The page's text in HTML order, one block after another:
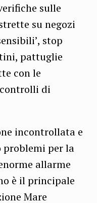
sulle
su negozi
stop
pattuglie
con le
di
incontrollata e
problemi per la
allarme
è il principale
Mare